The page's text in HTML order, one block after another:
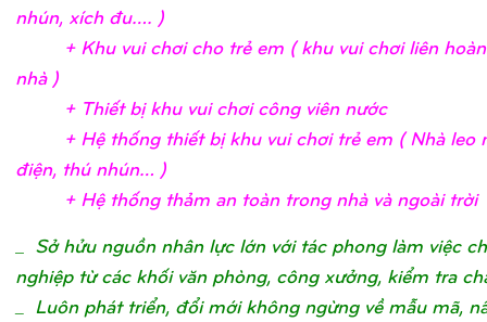
nhún, xích đu…. )
+ Khu vui chơi cho trẻem ( khu vui chơi liên
nhà )
+ Thiết bịkhu vui chơi công viên nước
+ Hệthống thiết bịkhu vui chơi trẻem ( Nhà leo
điện, thú nhún… )
+ Hệthống thảm an toàn trong nhà và ngoài trời
Sở hửu nguồn nhân lực lớn với tác phong làm việc
nghiệp từ các khối văn phòng, công xưởng, kiểm tra
_ Luôn phát triển, đổi mới không ngừng về mẫu mã,